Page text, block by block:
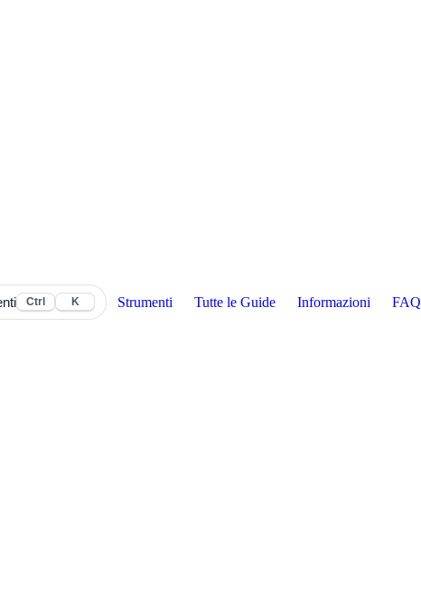
Ctrl K Strumenti Tutte le Guide Informazioni FAQ